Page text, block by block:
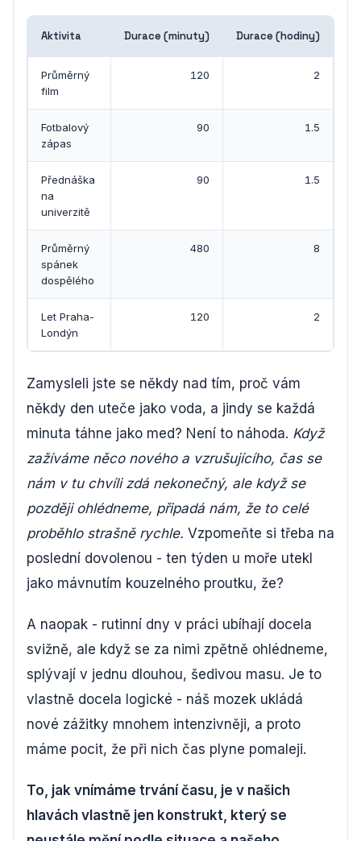
Aktivita Durace (minuty) Durace (hodiny)
Průměrný
film
120 2
Fotbalový
zápas
90 1.5
Přednáška
na
univerzitě
90 1.5
Průměrný
spánek
dospělého
480 8
Let Praha-
Londýn
120 2
Zamysleli jste se někdy nad tím, proč vám
někdy den uteče jako voda, a jindy se každá
minuta táhne jako med? Není to náhoda. Když
zažíváme něco nového a vzrušujícího, čas se
nám v tu chvíli zdá nekonečný, ale když se
později ohlédneme, připadá nám, že to celé
proběhlo strašně rychle. Vzpomeňte si třeba na
poslední dovolenou - ten týden u moře utekl
jako mávnutím kouzelného proutku, že?
A naopak - rutinní dny v práci ubíhají docela
svižně, ale když se za nimi zpětně ohlédneme,
splývají v jednu dlouhou, šedivou masu. Je to
vlastně docela logické - náš mozek ukládá
nové zážitky mnohem intenzivněji, a proto
máme pocit, že při nich čas plyne pomaleji.
To, jak vnímáme trvání času, je v našich
hlavách vlastně jen konstrukt, který se